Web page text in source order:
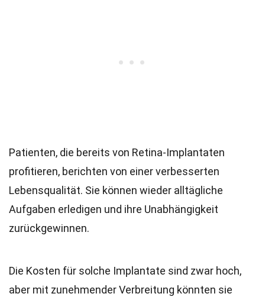
Patienten, die bereits von Retina-Implantaten
profitieren, berichten von einer verbesserten
Lebensqualität. Sie können wieder alltägliche
Aufgaben erledigen und ihre Unabhängigkeit
zurückgewinnen.
Die Kosten für solche Implantate sind zwar hoch,
aber mit zunehmender Verbreitung könnten sie